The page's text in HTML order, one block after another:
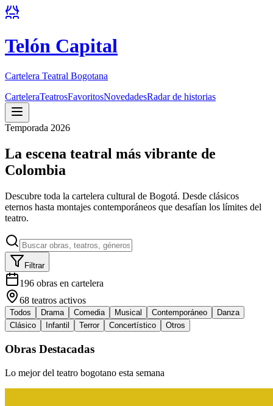
Telón Capital
Cartelera Teatral Bogotana
CarteleraTeatrosFavoritosNovedadesRadar de historias
Temporada 2026
La escena teatral más vibrante de
Colombia
Descubre toda la cartelera cultural de Bogotá. Desde clásicos
eternos hasta montajes contemporáneos que desafían los límites del
teatro.
Filtrar
196 obras en cartelera
68 teatros activos
Todos Drama Comedia Musical Contemporáneo
Danza
Clásico
Infantil Terror Concertístico Otros
Obras Destacadas
Lo mejor del teatro bogotano esta semana